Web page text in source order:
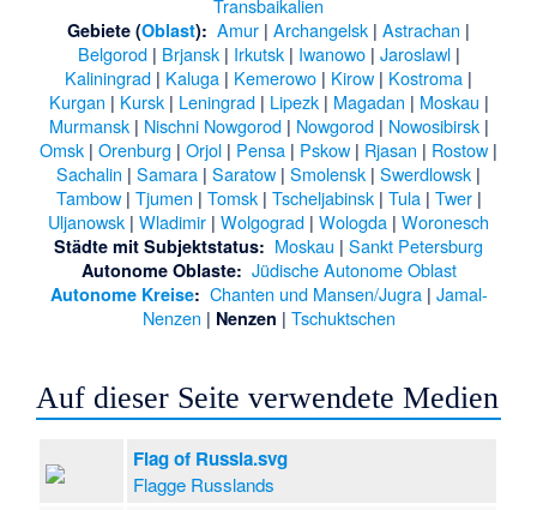
Transbaikalien
Gebiete (Oblast): Amur | Archangelsk | Astrachan |
Belgorod| Brjansk| Irkutsk| Iwanowo| Jaroslawl|
Kaliningrad | Kaluga | Kemerowo | Kirow | Kostroma |
Kurgan | Kursk| Leningrad| Lipezk| Magadan | Moskau |
Murmansk| Nischni Nowgorod| Nowgorod| Nowosibirsk|
Omsk | Orenburg | Orjol | Pensa | Pskow | Rjasan | Rostow |
Sachalin | Samara | Saratow | Smolensk | Swerdlowsk |
Tambow| Tjumen | Tomsk| Tscheljabinsk| Tula| Twer|
Uljanowsk | Wladimir | Wolgograd | Wologda | Woronesch
Städte mit Subjektstatus: Moskau | Sankt Petersburg
Autonome Oblaste: Jüdische Autonome Oblast
Autonome Kreise: Chanten und Mansen/Jugra| Jamal-
Nenzen | Nenzen | Tschuktschen
Auf dieser Seite verwendete Medien
Flag of Russia.svg
Flagge Russlands